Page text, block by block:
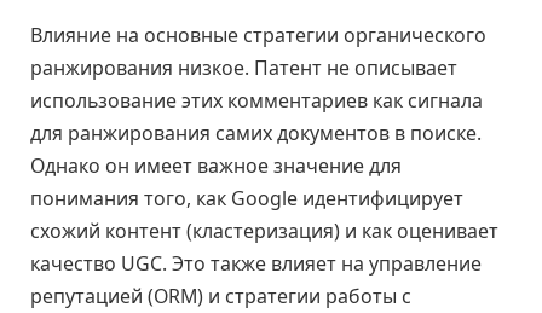
Влияние на основные стратегии органического
ранжирования низкое. Патент не описывает
использование этих комментариев как сигнала
для ранжирования самих документов в поиске.
Однако он имеет важное значение для
понимания того, как Google идентифицирует
схожий контент (кластеризация) и как оценивает
качество UGC. Это также влияет на управление
репутацией (ORM) и стратегии работы с